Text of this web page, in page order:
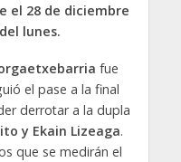
el 28 de diciembre
lunes.
fue
el pase a la final
derrotar a la dupla
y Ekain Lizeaga.
que se medirán el